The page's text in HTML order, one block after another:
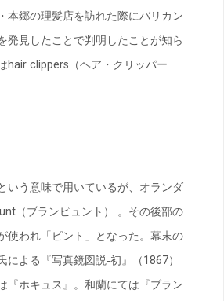
本郷の理髪店を訪れた際にバリカン
発見したことで判明したことが知ら
hair clippers（ヘア・クリッパー
いう意味で用いているが、オランダ
ンピュント） 。その後部の
使われ「ピント」となった。幕末の
による『写真鏡図説‐初』（1867）
『ホキュス』。和蘭にては『ブラン